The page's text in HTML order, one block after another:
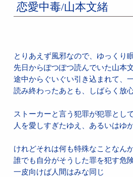
恋愛中毒/山本文緒
とりあえず風邪なので、ゆっくり
先日からぽつぽつ読んでいた山本
途中からぐいぐい引き込まれて、
読み終わったあとも、しばらく放
ストーカーと言う犯罪が犯罪とし
人を愛しすぎたゆえ、あるいはゆ
けれどそれは何も特殊なことなん
誰でも自分がそうした罪を犯す危
一皮向けば人間はみな同じ